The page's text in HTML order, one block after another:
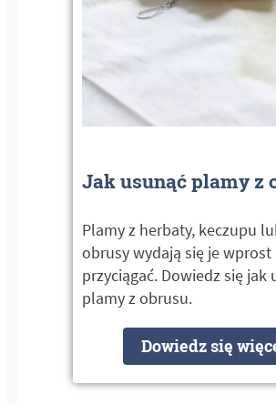
Jak usunąć plamy z
Plamy z herbaty, keczupu
obrusy wydają się je wprost
przyciągać. Dowiedz się jak
plamy z obrusu.
Dowiedz się